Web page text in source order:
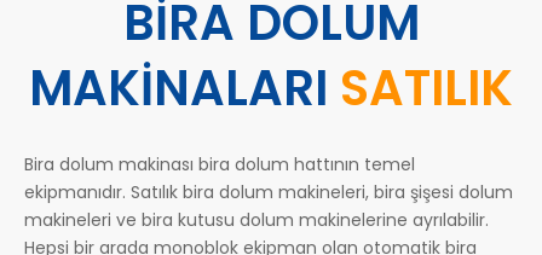
BİRA DOLUM
MAKİNALARI SATILIK
Bira dolum makinası bira dolum hattının temel
ekipmanıdır. Satılık bira dolum makineleri, bira şişesi dolum
makineleri ve bira kutusu dolum makinelerine ayrılabilir.
Hepsi bir arada monoblok ekipman olan otomatik bira